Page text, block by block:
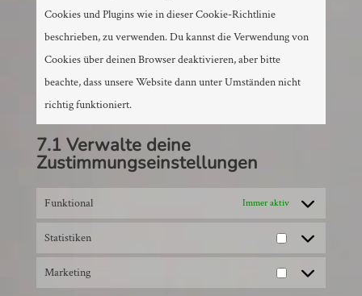
Cookies und Plugins wie in dieser Cookie-Richtlinie
beschrieben, zu verwenden. Du kannst die Verwendung von
Cookies über deinen Browser deaktivieren, aber bitte
beachte, dass unsere Website dann unter Umständen nicht
richtig funktioniert.
7.1 Verwalte deine
Zustimmungseinstellungen
Funktional Immer aktiv
Statistiken
Marketing